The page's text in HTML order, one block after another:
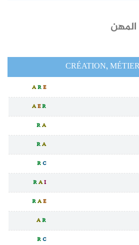
CRÉATION,
ARE
AER
RA
RA
RC
RAI
RAE
AR
RC